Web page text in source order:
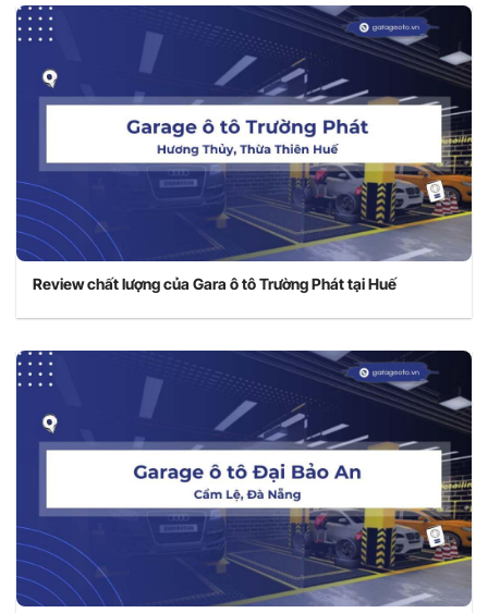
Review chất lượng của Gara ô tô Trường Phát tại Huế